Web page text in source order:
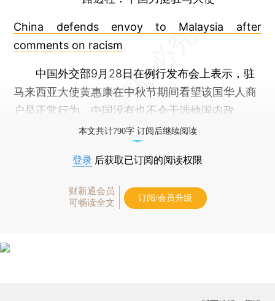
China defends envoy to Malaysia after
comments on racism
中国外交部9月28日在例行发布会上表示，驻
马来西亚大使黄惠康在中秋节期间看望该国华人商
户是正常行为，中国没有也不会干涉他国内政。
本文共计790字 订阅后继续阅读
登录 后获取已订阅的阅读权限
财新通会员
可畅读全文
订阅/会员升级